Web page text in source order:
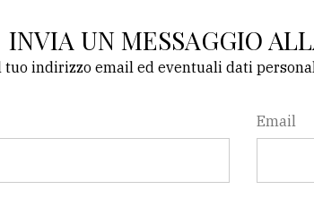
INVIA UN MESSAGGIO
tuo indirizzo email ed eventuali dati
Email